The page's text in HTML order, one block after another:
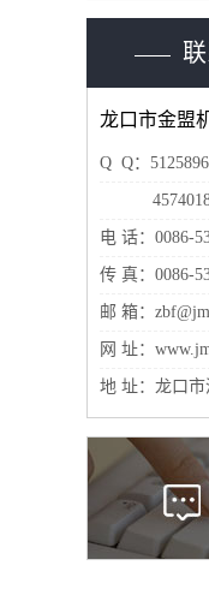
联
龙口市金盟
Q Q：
电 话：0086-
传 真：0086-
邮 箱：
网 址：
地 址：龙口市